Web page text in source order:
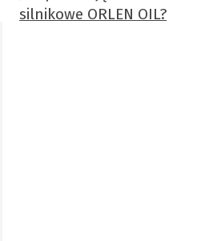
silnikowe ORLEN OIL?